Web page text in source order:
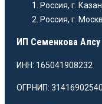
Россия, г.
Россия, г.
ИП Семенкова Алсу
ИНН: 165041908232
ОГРНИП: